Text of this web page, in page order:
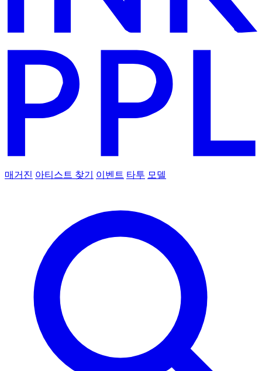
매거진 아티스트 찾기 이벤트 타투 모델